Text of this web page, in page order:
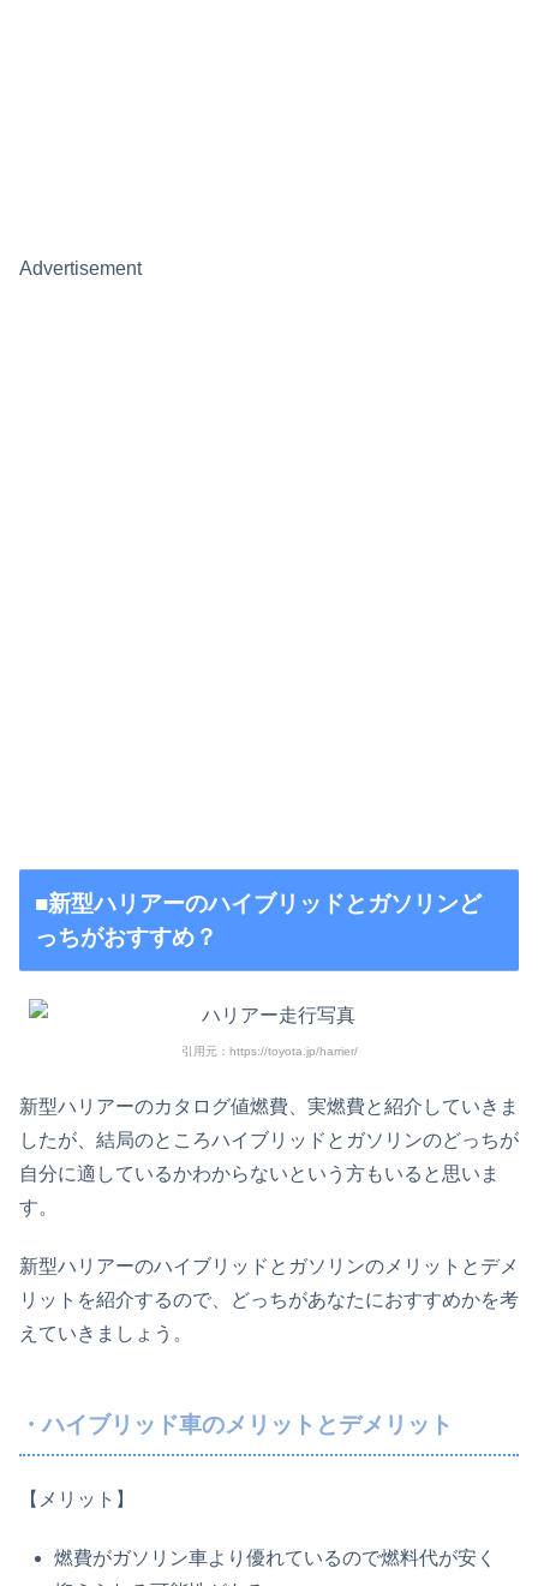
Advertisement
■新型ハリアーのハイブリッドとガソリンど
っちがおすすめ？
引用元：https://toyota.jp/harrier/
新型ハリアーのカタログ値燃費、実燃費と紹介していきま
したが、結局のところハイブリッドとガソリンのどっちが
自分に適しているかわからないという方もいると思いま
す。
新型ハリアーのハイブリッドとガソリンのメリットとデメ
リットを紹介するので、どっちがあなたにおすすめかを考
えていきましょう。
・ハイブリッド車のメリットとデメリット
【メリット】
燃費がガソリン車より優れているので燃料代が安く